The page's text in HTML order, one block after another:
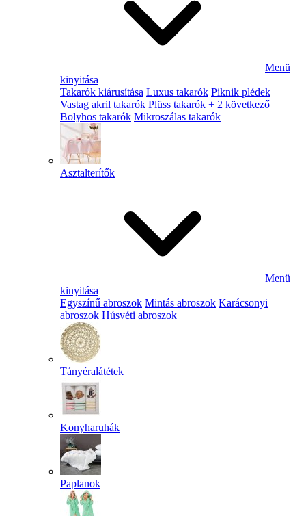
Menü
kinyitása
Takarók kiárusítása Luxus takarók Piknik plédek
Vastag akril takarók Plüss takarók + 2 következő
Bolyhos takarók Mikroszálas takarók
Asztalterítők
Menü
kinyitása
Egyszínű abroszok Mintás abroszok Karácsonyi
abroszok Húsvéti abroszok
Tányéralátétek
Konyharuhák
Paplanok